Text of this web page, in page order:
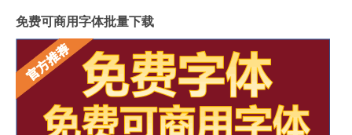
免费可商用字体批量下载